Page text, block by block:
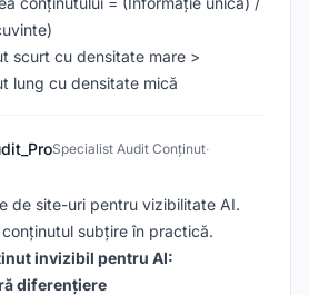
scurt cu densitate mare >
lung cu densitate mică
Specialist Audit Conținut·
de site-uri pentru vizibilitate AI.
subțire în practică.
invizibil pentru AI:
diferențiere